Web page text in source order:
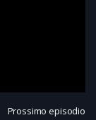
Prossimo episodio